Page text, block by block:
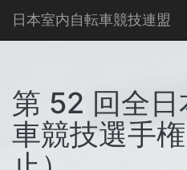
日本室内自転車競技連盟
第 52 回全
車競技選手